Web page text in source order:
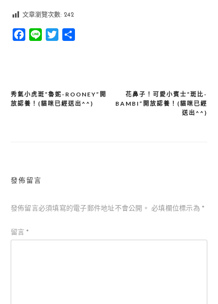
文章瀏覽次數: 242
Facebook
Line Twitter
文
花鼻子！可愛小賓士“斑比-
BAMBI”開放認養！(貓咪已經
送出^^)
秀氣小虎斑“魯妮-ROONEY”開
放認養！(貓咪已經送出^^)
發佈留言
發佈留言必須填寫的電子郵件地址不會公開。 必填欄位標示為*
留言 *